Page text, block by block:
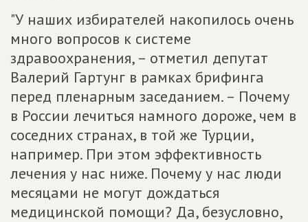
"У наших избирателей накопилось очень
много вопросов к системе
здравоохранения, – отметил депутат
Валерий Гартунг в рамках брифинга
перед пленарным заседанием. – Почему
в России лечиться намного дороже, чем в
соседних странах, в той же Турции,
например. При этом эффективность
лечения у нас ниже. Почему у нас люди
месяцами не могут дождаться
медицинской помощи? Да, безусловно,